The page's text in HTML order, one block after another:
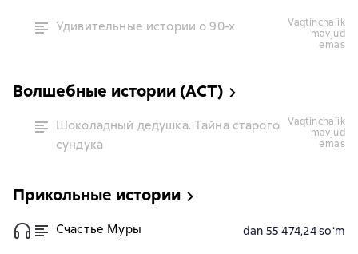
Удивительные истории о 90-х
vaqtinchalik
mavjud
emas
Волшебные истории (АСТ)
Шоколадный дедушка. Тайна старого
сундука
vaqtinchalik
mavjud
emas
Прикольные истории
Счастье Муры dan 55 474,24 soʻm